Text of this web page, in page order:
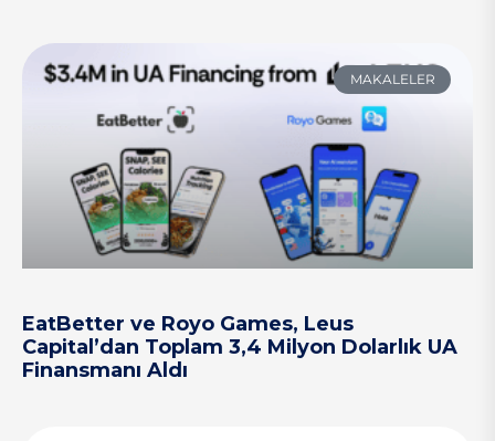
MAKALELER
EatBetter ve Royo Games, Leus
Capital’dan Toplam 3,4 Milyon Dolarlık UA
Finansmanı Aldı